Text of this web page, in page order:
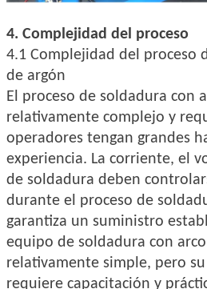
4. Complejidad del proceso
4.1 Complejidad del proceso
de argón
El proceso de soldadura con
relativamente complejo y
operadores tengan grandes
experiencia. La corriente, el
de soldadura deben
durante el proceso de
garantiza un suministro
equipo de soldadura con
relativamente simple, pero
requiere capacitación y